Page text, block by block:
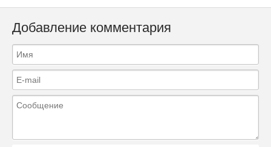
Добавление комментария